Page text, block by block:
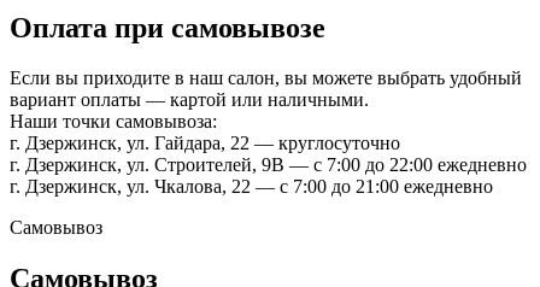
Оплата при самовывозе
Если вы приходите в наш салон, вы можете выбрать удобный
вариант оплаты — картой или наличными.
Наши точки самовывоза:
г. Дзержинск, ул. Гайдара, 22 — круглосуточно
г. Дзержинск, ул. Строителей, 9В — с 7:00 до 22:00 ежедневно
г. Дзержинск, ул. Чкалова, 22 — с 7:00 до 21:00 ежедневно
Самовывоз
Самовывоз